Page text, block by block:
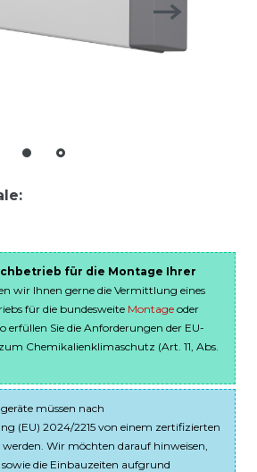
für die Montage Ihrer
wir Ihnen gerne die Vermittlung eines
für die bundesweite Montage oder
erfüllen Sie die Anforderungen der EU-
Chemikalienklimaschutz (Art. 11, Abs.
müssen nach
(EU) 2024/2215 von einem zertifizierten
Wir möchten darauf hinweisen,
sowie die Einbauzeiten aufgrund